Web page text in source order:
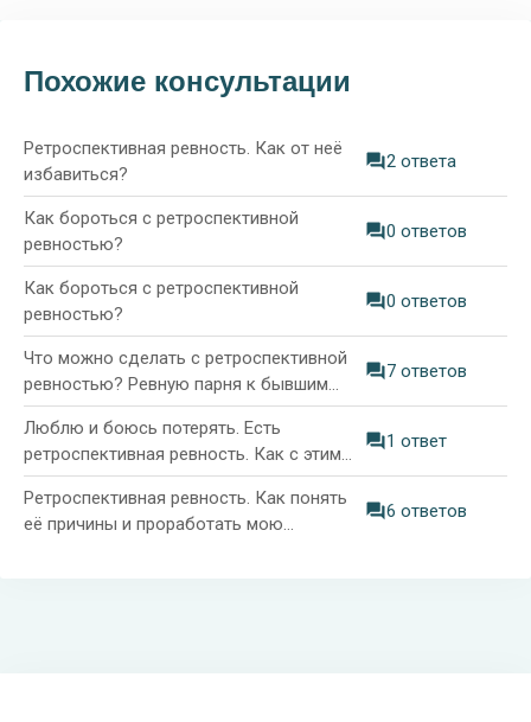
Похожие консультации
Ретроспективная ревность. Как от неё
избавиться?
2 ответа
Как бороться с ретроспективной
ревностью?
0 ответов
Как бороться с ретроспективной
ревностью?
0 ответов
Что можно сделать с ретроспективной
ревностью? Ревную парня к бывшим
девушкам
7 ответов
Люблю и боюсь потерять. Есть
ретроспективная ревность. Как с этим
справиться?
1 ответ
Ретроспективная ревность. Как понять
её причины и проработать мою
6 ответов